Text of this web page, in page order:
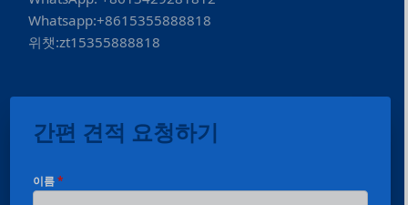
Whatsapp:+8615355888818
위챗:zt15355888818
간편 견적 요청하기
이름*